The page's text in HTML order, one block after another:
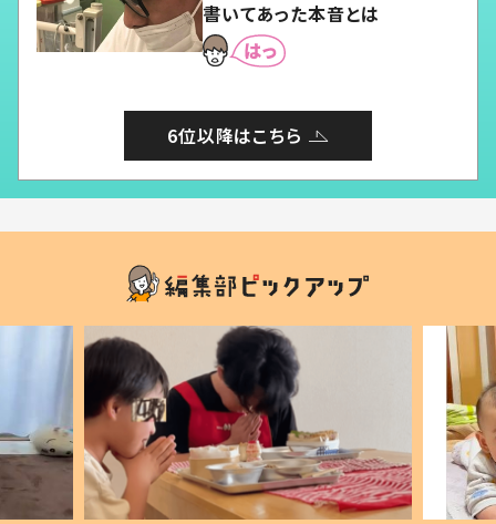
書いてあった本音とは
6位以降はこちら